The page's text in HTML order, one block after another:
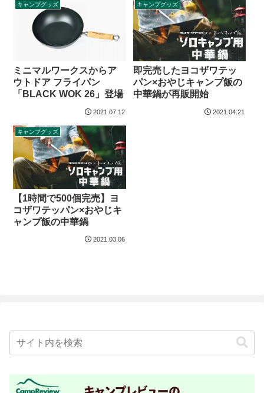
キャンプグッズ
ミニマルワークスからア
ウトドア フライパン
「BLACK WOK 26」登場
2021.07.12
キャンプグッズ
即完売したヨコザワテッ
パン×おやじキャンプ飯の
中華鍋が再販開始
2021.04.21
キャンプグッズ
【1時間で500個完売】ヨ
コザワテッパン×おやじキ
ャンプ飯の中華鍋
2021.03.06